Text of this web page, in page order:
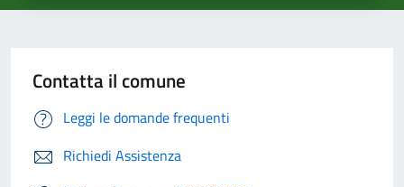
Contatta il comune
Leggi le domande frequenti
Richiedi Assistenza